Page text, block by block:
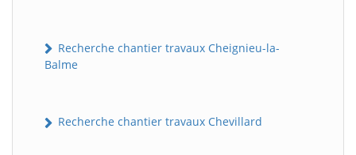
Recherche chantier travaux Cheignieu-la-
Balme
Recherche chantier travaux Chevillard